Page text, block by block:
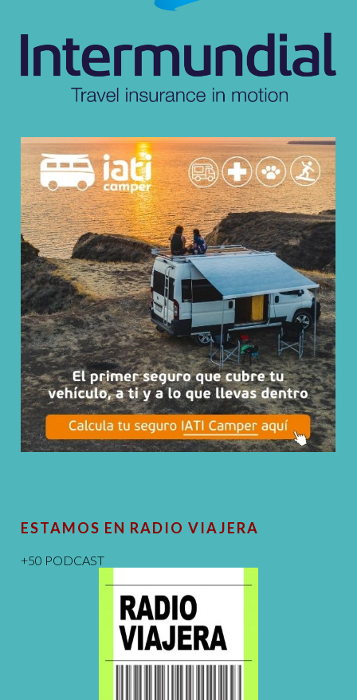
ESTAMOS EN RADIO VIAJERA
+50 PODCAST